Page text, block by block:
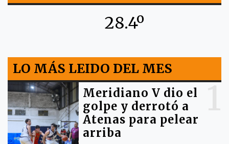
28.4º
LO MÁS LEIDO DEL MES
Meridiano V dio el
golpe y derrotó a
Atenas para pelear
arriba